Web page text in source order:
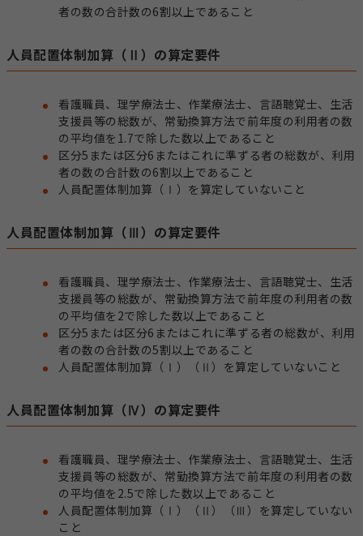
者の数の合計数の6割以上であること
人員配置体制加算（Ⅱ）の算定要件
看護職員、理学療法士、作業療法士、言語聴覚士、生活
支援員等の総数が、常勤換算方法で前年度の利用者の数
の平均値を1.7で除した数以上であること
区分5または区分6またはこれに準ずる者の総数が、利用
者の数の合計数の6割以上であること
人員配置体制加算（Ⅰ）を算定していないこと
人員配置体制加算（Ⅲ）の算定要件
看護職員、理学療法士、作業療法士、言語聴覚士、生活
支援員等の総数が、常勤換算方法で前年度の利用者の数
の平均値を2で除した数以上であること
区分5または区分6またはこれに準ずる者の総数が、利用
者の数の合計数の5割以上であること
人員配置体制加算（Ⅰ）（Ⅱ）を算定していないこと
人員配置体制加算（Ⅳ）の算定要件
看護職員、理学療法士、作業療法士、言語聴覚士、生活
支援員等の総数が、常勤換算方法で前年度の利用者の数
の平均値を2.5で除した数以上であること
人員配置体制加算（Ⅰ）（Ⅱ）（Ⅲ）を算定していない
こと